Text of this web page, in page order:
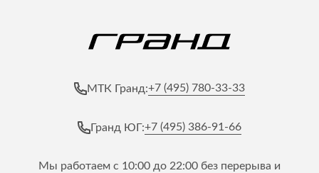
МТК Гранд:+7 (495) 780-33-33
Гранд ЮГ:+7 (495) 386-91-66
Мы работаем с 10:00 до 22:00 без перерыва и